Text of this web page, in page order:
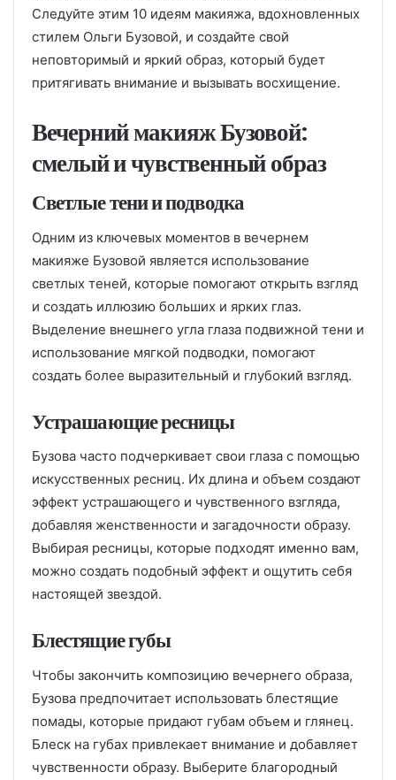
Следуйте этим 10 идеям макияжа, вдохновленных
стилем Ольги Бузовой, и создайте свой
неповторимый и яркий образ, который будет
притягивать внимание и вызывать восхищение.
Вечерний макияж Бузовой:
смелый и чувственный образ
Светлые тени и подводка
Одним из ключевых моментов в вечернем
макияже Бузовой является использование
светлых теней, которые помогают открыть взгляд
и создать иллюзию больших и ярких глаз.
Выделение внешнего угла глаза подвижной тени и
использование мягкой подводки, помогают
создать более выразительный и глубокий взгляд.
Устрашающие ресницы
Бузова часто подчеркивает свои глаза с помощью
искусственных ресниц. Их длина и объем создают
эффект устрашающего и чувственного взгляда,
добавляя женственности и загадочности образу.
Выбирая ресницы, которые подходят именно вам,
можно создать подобный эффект и ощутить себя
настоящей звездой.
Блестящие губы
Чтобы закончить композицию вечернего образа,
Бузова предпочитает использовать блестящие
помады, которые придают губам объем и глянец.
Блеск на губах привлекает внимание и добавляет
чувственности образу. Выберите благородный